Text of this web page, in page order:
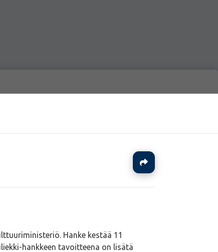
Hanke kestää 11
hankkeen tavoitteena on lisätä